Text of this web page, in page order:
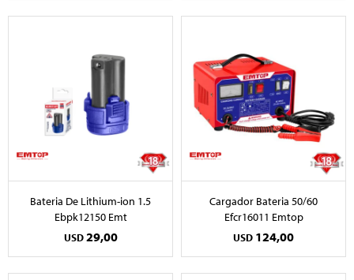
Bateria De Lithium-ion 1.5
Ebpk12150 Emt
USD 29,00
Cargador Bateria 50/60
Efcr16011 Emtop
USD 124,00